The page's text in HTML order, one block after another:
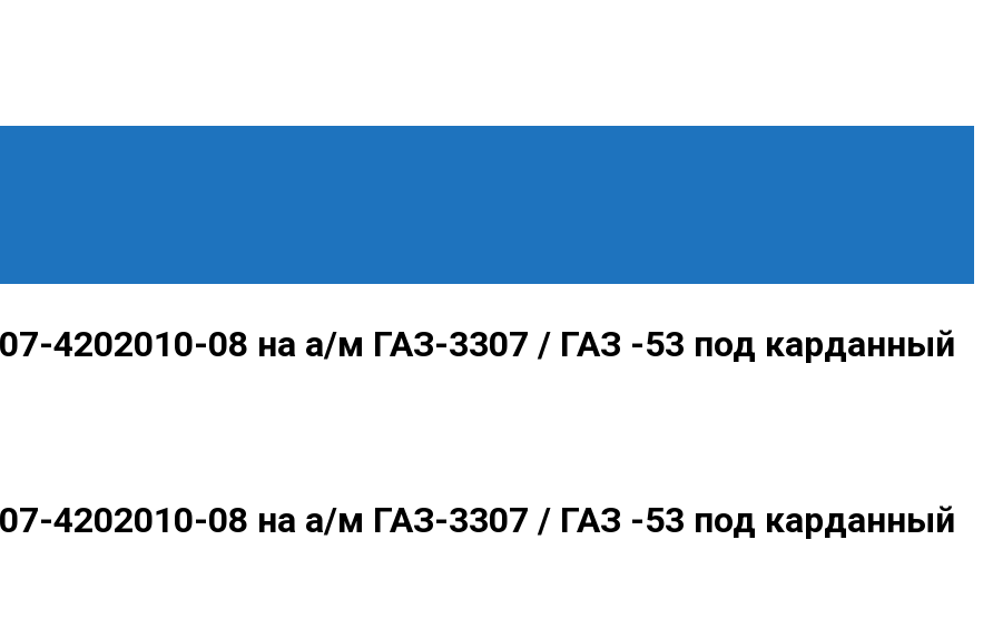
4202010-08 на а/м ГАЗ-3307 / ГАЗ -53 под карданный
4202010-08 на а/м ГАЗ-3307 / ГАЗ -53 под карданный